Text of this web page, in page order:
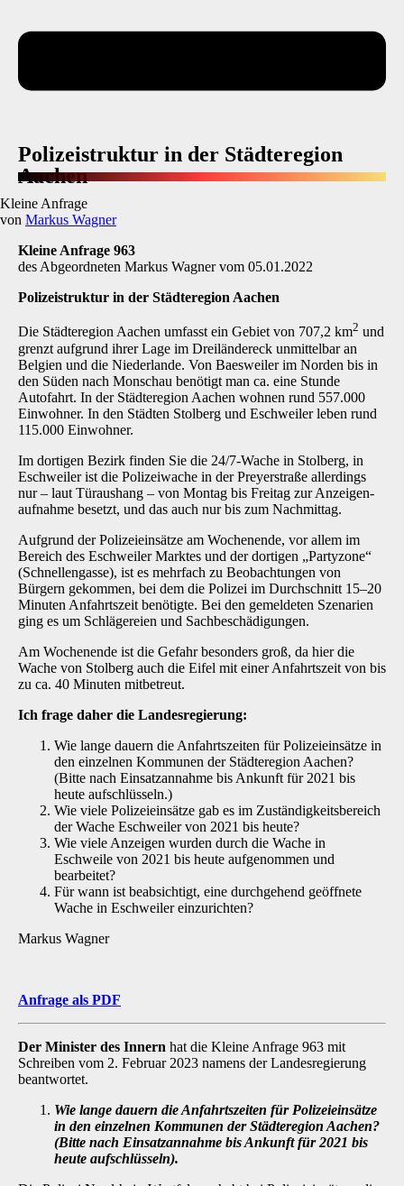
Polizeistruktur in der Städteregion
Aachen
Kleine Anfrage
von Markus Wagner
Kleine Anfrage 963
des Abgeordneten Markus Wagner vom 05.01.2022
Polizeistruktur in der Städteregion Aachen
Die Städteregion Aachen umfasst ein Gebiet von 707,2 km2 und
grenzt aufgrund ihrer Lage im Dreiländereck unmittelbar an
Belgien und die Niederlande. Von Baesweiler im Norden bis in
den Süden nach Monschau benötigt man ca. eine Stunde
Autofahrt. In der Städteregion Aachen wohnen rund 557.000
Einwohner. In den Städten Stolberg und Eschweiler leben rund
115.000 Einwohner.
Im dortigen Bezirk finden Sie die 24/7-Wache in Stolberg, in
Eschweiler ist die Polizeiwache in der Preyerstraße allerdings
nur – laut Türaushang – von Montag bis Freitag zur Anzeigen­
aufnahme besetzt, und das auch nur bis zum Nachmittag.
Aufgrund der Polizeieinsätze am Wochenende, vor allem im
Bereich des Eschweiler Marktes und der dortigen „Partyzone“
(Schnellengasse), ist es mehrfach zu Beobachtungen von
Bürgern gekommen, bei dem die Polizei im Durchschnitt 15–20
Minuten Anfahrtszeit be­nötigte. Bei den gemeldeten Szenarien
ging es um Schlägereien und Sachbeschädigungen.
Am Wochenende ist die Gefahr besonders groß, da hier die
Wache von Stolberg auch die Eifel mit einer Anfahrtszeit von bis
zu ca. 40 Minuten mitbetreut.
Ich frage daher die Landesregierung:
Wie lange dauern die Anfahrtszeiten für Polizeieinsätze in
den einzelnen Kommunen der Städteregion Aachen?
(Bitte nach Einsatzannahme bis Ankunft für 2021 bis
heute aufschlüsseln.)
Wie viele Polizeieinsätze gab es im Zuständigkeitsbereich
der Wache Eschweiler von 2021 bis heute?
Wie viele Anzeigen wurden durch die Wache in
Eschweile von 2021 bis heute aufgenommen und
bearbeitet?
Für wann ist beabsichtigt, eine durchgehend geöffnete
Wache in Eschweiler einzu­richten?
Markus Wagner
Anfrage als PDF
Der Minister des Innern hat die Kleine Anfrage 963 mit
Schreiben vom 2. Februar 2023 na­mens der Landesregierung
beantwortet.
Wie lange dauern die Anfahrtszeiten für Polizeieinsätze
in den einzelnen Kommu­nen der Städteregion Aachen?
(Bitte nach Einsatzannahme bis Ankunft für 2021 bis
heute aufschlüsseln).